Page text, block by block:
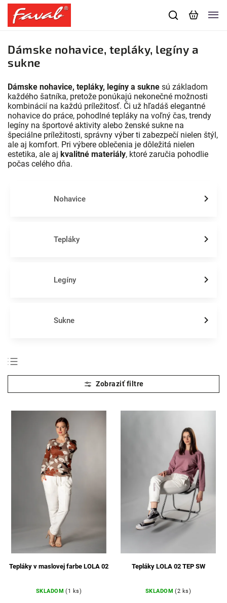
Dámske nohavice, tepláky, legíny a
sukne
Dámske nohavice, tepláky, legíny a sukne sú základom
každého šatníka, pretože ponúkajú nekonečné možnosti
kombinácií na každú príležitosť. Či už hľadáš elegantné
nohavice do práce, pohodlné tepláky na voľný čas, trendy
legíny na športové aktivity alebo ženské sukne na
špeciálne príležitosti, správny výber ti zabezpečí nielen štýl,
ale aj komfort. Pri výbere oblečenia je dôležitá nielen
estetika, ale aj kvalitné materiály, ktoré zaručia pohodlie
počas celého dňa.
Nohavice
Tepláky
Legíny
Sukne
Odporúčame
Najlacnejšie
Najdrahšie
Najpredávanejšie
Abecedne
Tepláky v maslovej farbe LOLA 02
SKLADOM (1 ks)
Tepláky LOLA 02 TEP SW
SKLADOM (2 ks)